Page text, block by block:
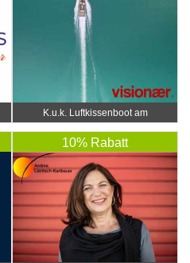
K.u.k. Luftkissenboot am
Wörthersee
10% Rabatt